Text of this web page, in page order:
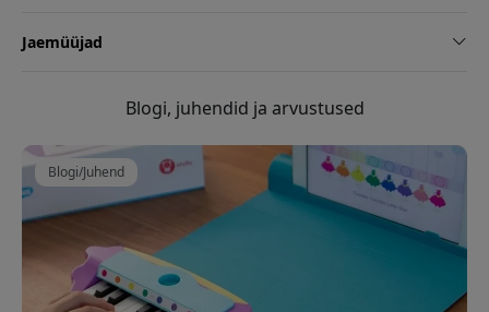
Jaemüüjad
Blogi, juhendid ja arvustused
Blogi/Juhend